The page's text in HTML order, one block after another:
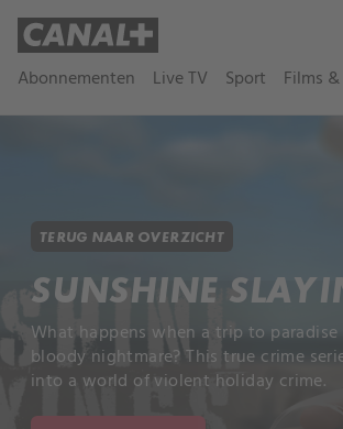
Abonnementen Live TV Sport Films
TERUG NAAR OVERZICHT
SUNSHINE
What happens when a trip to
bloody nightmare? This true crime
into a world of violent holiday crime.